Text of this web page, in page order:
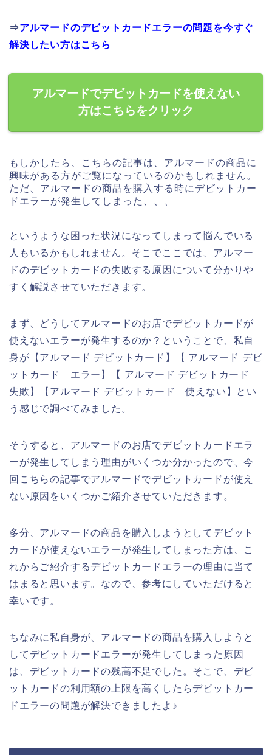
⇒アルマードのデビットカードエラーの問題を今すぐ
解決したい方はこちら
アルマードでデビットカードを使えない
方はこちらをクリック
もしかしたら、こちらの記事は、アルマードの商品に
興味がある方がご覧になっているのかもしれません。
ただ、アルマードの商品を購入する時にデビットカー
ドエラーが発生してしまった、、、
というような困った状況になってしまって悩んでいる
人もいるかもしれません。そこでここでは、アルマー
ドのデビットカードの失敗する原因について分かりや
すく解説させていただきます。
まず、どうしてアルマードのお店でデビットカードが
使えないエラーが発生するのか？ということで、私自
身が【アルマード デビットカード】【 アルマード デビ
ットカード エラー】【 アルマード デビットカード
失敗】【アルマード デビットカード 使えない】とい
う感じで調べてみました。
そうすると、アルマードのお店でデビットカードエラ
ーが発生してしまう理由がいくつか分かったので、今
回こちらの記事でアルマードでデビットカードが使え
ない原因をいくつかご紹介させていただきます。
多分、アルマードの商品を購入しようとしてデビット
カードが使えないエラーが発生してしまった方は、こ
れからご紹介するデビットカードエラーの理由に当て
はまると思います。なので、参考にしていただけると
幸いです。
ちなみに私自身が、アルマードの商品を購入しようと
してデビットカードエラーが発生してしまった原因
は、デビットカードの残高不足でした。そこで、デビ
ットカードの利用額の上限を高くしたらデビットカー
ドエラーの問題が解決できましたよ♪